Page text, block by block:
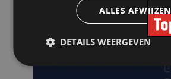
ALLES AFWIJZEN
DETAILS WEERGEVEN